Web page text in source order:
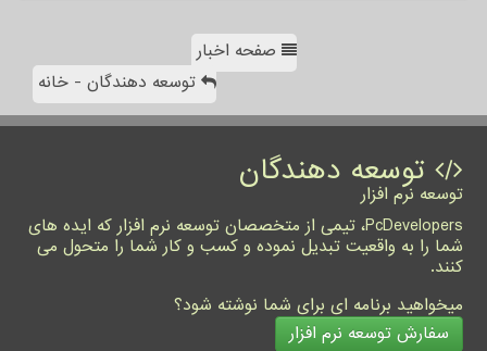
صفحه اخبار
توسعه دهندگان - خانه
توسعه دهندگان
توسعه نرم افزار
PcDevelopers، تیمی از متخصصان توسعه نرم افزار که ایده های
شما را به واقعیت تبدیل نموده و کسب و کار شما را متحول می
کنند.
میخواهید برنامه ای برای شما نوشته شود؟
سفارش توسعه نرم افزار